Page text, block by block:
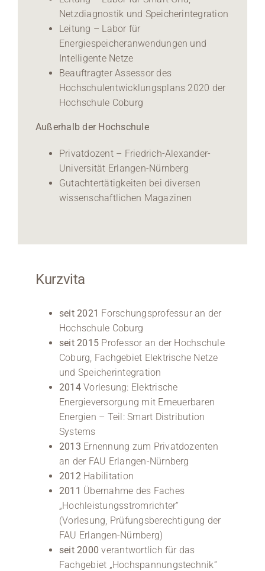
Netzdiagnostik und Speicherintegration
Leitung – Labor für
Energiespeicheranwendungen und
Intelligente Netze
Beauftragter Assessor des
Hochschulentwicklungsplans 2020 der
Hochschule Coburg
Außerhalb der Hochschule
Privatdozent – Friedrich-Alexander-
Universität Erlangen-Nürnberg
Gutachtertätigkeiten bei diversen
wissenschaftlichen Magazinen
Kurzvita
seit 2021 Forschungsprofessur an der
Hochschule Coburg
seit 2015 Professor an der Hochschule
Coburg, Fachgebiet Elektrische Netze
und Speicherintegration
2014Vorlesung: Elektrische
Energieversorgung mit Erneuerbaren
Energien – Teil: Smart Distribution
Systems
2013 Ernennung zum Privatdozenten
an der FAU Erlangen-Nürnberg
2012 Habilitation
2011 Übernahme des Faches
„Hochleistungsstromrichter“
(Vorlesung, Prüfungsberechtigung der
FAU Erlangen-Nürnberg)
seit 2000 verantwortlich für das
Fachgebiet „Hochspannungstechnik“